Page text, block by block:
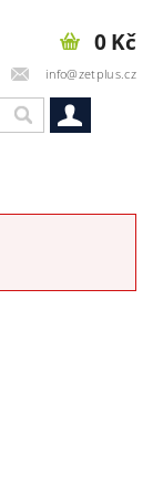
info@zetplus.cz
0 Kč